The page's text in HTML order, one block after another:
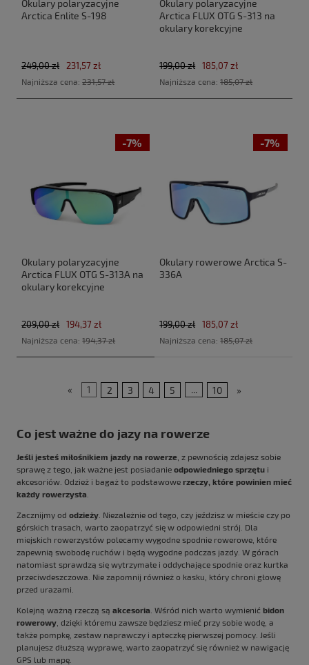
Okulary polaryzacyjne
Arctica Enlite S-198
231,57 zł
249,00 zł
Najniższa cena:231,57 zł
Okulary polaryzacyjne
Arctica FLUX OTG S-313 na
okulary korekcyjne
185,07 zł
199,00 zł
Najniższa cena:185,07 zł
-7%
Okulary polaryzacyjne
Arctica FLUX OTG S-313A na
okulary korekcyjne
194,37 zł
209,00 zł
Najniższa cena:194,37 zł
-7%
Okulary rowerowe Arctica S-
336A
185,07 zł
199,00 zł
Najniższa cena:185,07 zł
« 1 2 3 4 5 ... 10 »
Co jest ważne do jazy na rowerze
Jeśli jesteś miłośnikiem jazdy na rowerze , z pewnością zdajesz sobie
sprawę z tego, jak ważne jest posiadanie odpowiedniego sprzętu i
akcesoriów. Odzież i bagaż to podstawowe rzeczy, które powinien mieć
każdy rowerzysta
Zacznijmy od odzieży . Niezależnie od tego, czy jeździsz w mieście czy po
górskich trasach, warto zaopatrzyć się w odpowiedni strój. Dla
miejskich rowerzystów polecamy wygodne spodnie rowerowe, które
zapewnią swobodę ruchów i będą wygodne podczas jazdy. W górach
natomiast sprawdzą się wytrzymałe i oddychające spodnie oraz kurtka
przeciwdeszczowa. Nie zapomnij również o kasku, który chroni głowę
przed urazami.
Kolejną ważną rzeczą są akcesoria . Wśród nich warto wymienić bidon
rowerowy , dzięki któremu zawsze będziesz mieć przy sobie wodę, a
także pompkę, zestaw naprawczy i apteczkę pierwszej pomocy. Jeśli
planujesz dłuższą wyprawę, warto zaopatrzyć się również w nawigację
GPS lub mapę.